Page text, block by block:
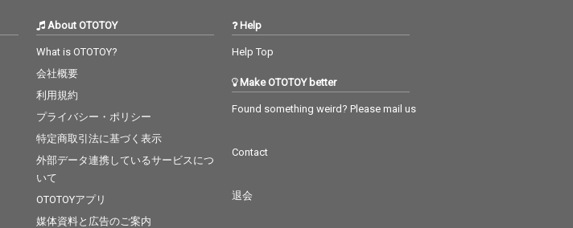
About OTOTOY
What is OTOTOY?
会社概要
利用規約
プライバシー・ポリシー
特定商取引法に基づく表示
外部データ連携しているサービスにつ
いて
OTOTOYアプリ
媒体資料と広告のご案内
Help
Help Top
Make OTOTOY better
Found something weird? Please mail us
Contact
退会